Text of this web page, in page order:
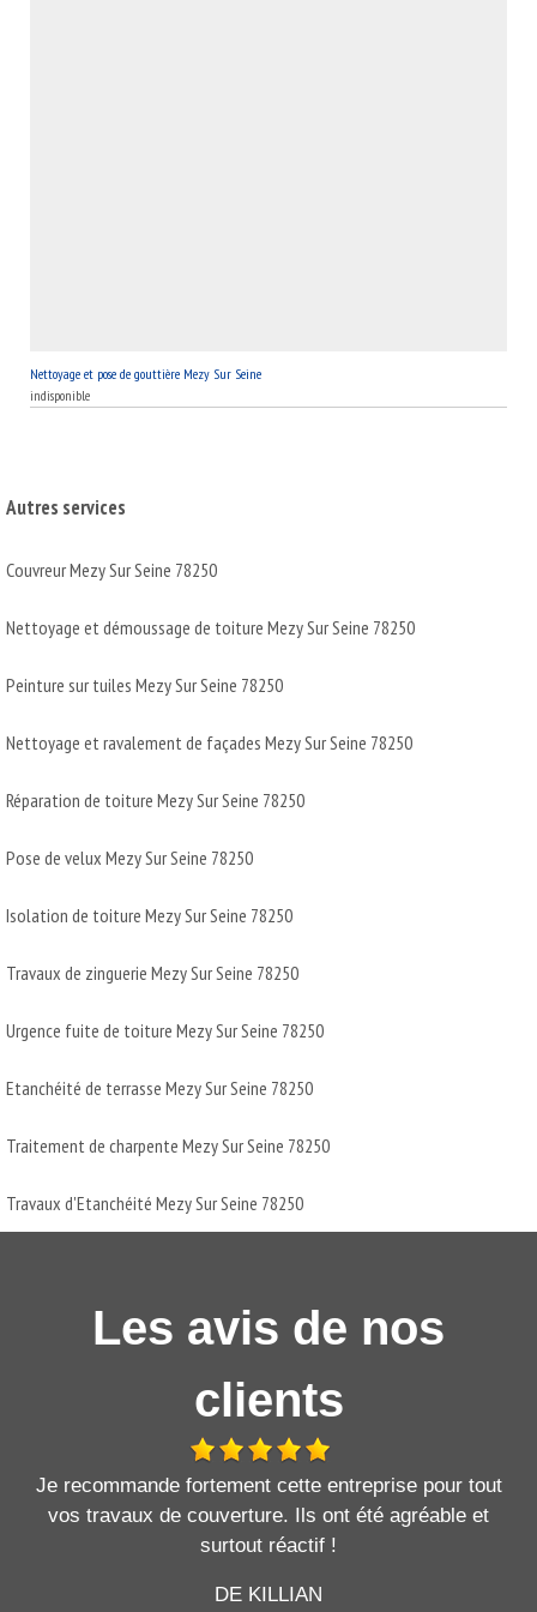
Nettoyage et pose de gouttière Mezy Sur Seine
indisponible
Autres services
Couvreur Mezy Sur Seine 78250
Nettoyage et démoussage de toiture Mezy Sur Seine 78250
Peinture sur tuiles Mezy Sur Seine 78250
Nettoyage et ravalement de façades Mezy Sur Seine 78250
Réparation de toiture Mezy Sur Seine 78250
Pose de velux Mezy Sur Seine 78250
Isolation de toiture Mezy Sur Seine 78250
Travaux de zinguerie Mezy Sur Seine 78250
Urgence fuite de toiture Mezy Sur Seine 78250
Etanchéité de terrasse Mezy Sur Seine 78250
Traitement de charpente Mezy Sur Seine 78250
Travaux d'Etanchéité Mezy Sur Seine 78250
Les avis de nos
clients
Je recommande fortement cette entreprise pour tout
vos travaux de couverture. Ils ont été agréable et
surtout réactif !
DE KILLIAN